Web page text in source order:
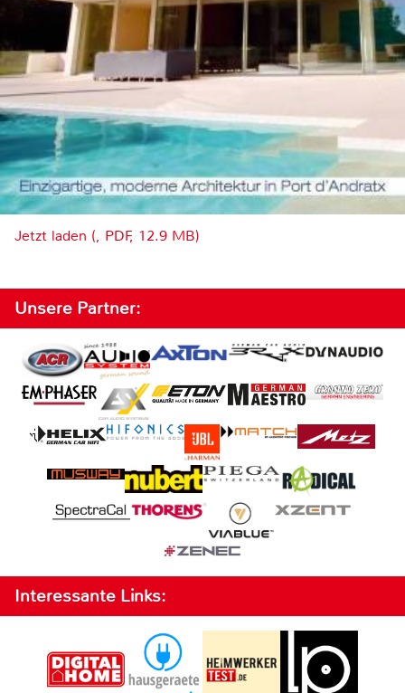
Jetzt laden (, PDF, 12.9 MB)
Unsere Partner:
Interessante Links: